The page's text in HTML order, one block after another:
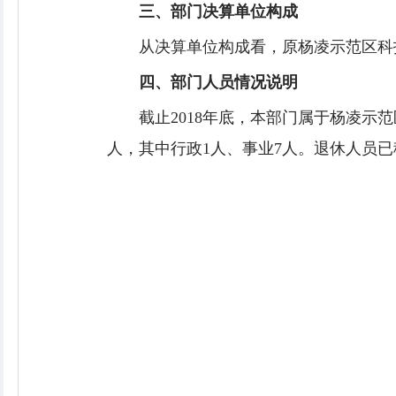
三、部门决算单位构成
从决算单位构成看，原杨凌示范区
四、部门人员情况说明
截止2018年底，本部门属于杨凌示
人，其中行政1人、事业7人。退休人员